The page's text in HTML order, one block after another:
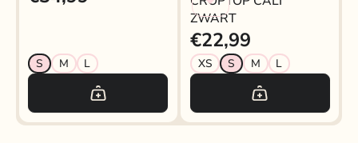
S M L
ZWART
€22,99
XS S M L